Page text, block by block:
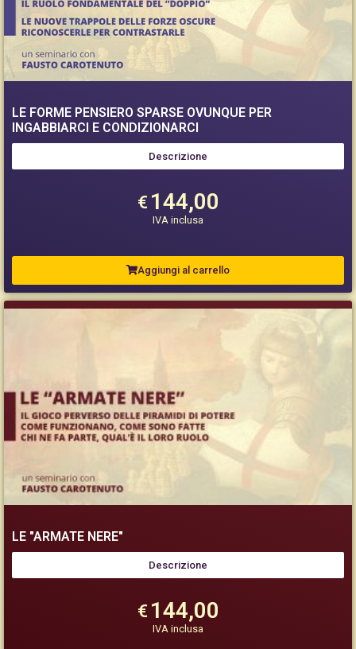
LE FORME PENSIERO SPARSE OVUNQUE PER
INGABBIARCI E CONDIZIONARCI
Descrizione
€ 144,00
IVA inclusa
Aggiungi al carrello
LE "ARMATE NERE"
Descrizione
€ 144,00
IVA inclusa